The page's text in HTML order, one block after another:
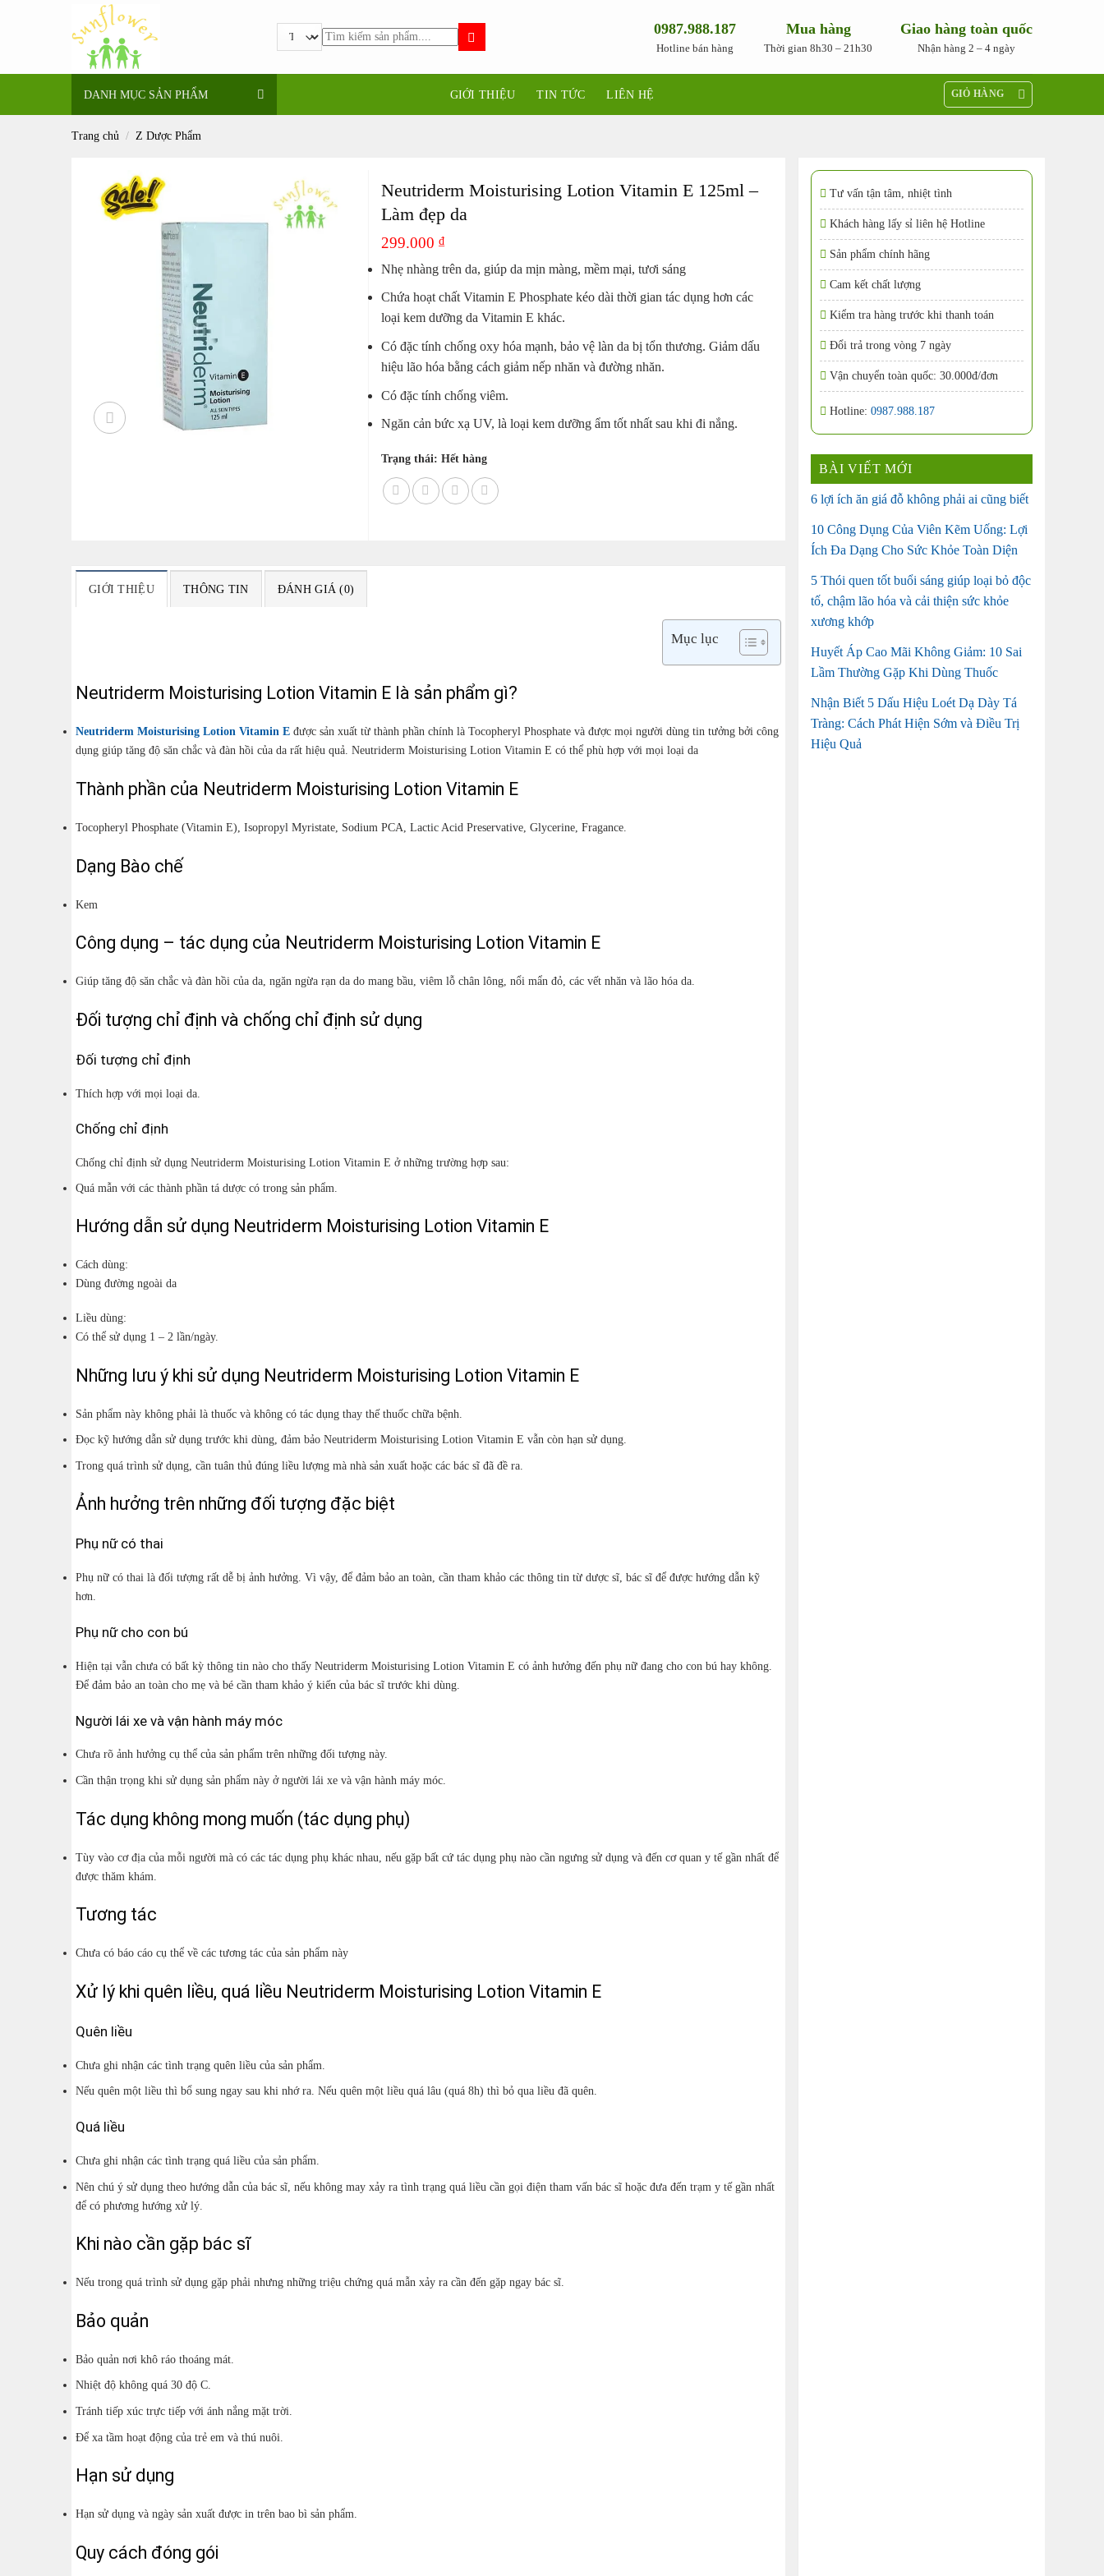
dung
Tìm
kiếm:
0987.988.187
Hotline bán hàng
Mua hàng
Thời gian 8h30 – 21h30
Giao hàng toàn quốc
Nhận hàng 2 – 4 ngày
DANH MỤC SẢN PHẨM GIỚI THIỆU TIN TỨC LIÊN HỆ GIỎ HÀNG
Trang chủ / Z Dược Phẩm
Tư vấn tận tâm, nhiệt tình
Khách hàng lấy sỉ liên hệ Hotline
Sản phẩm chính hãng
Cam kết chất lượng
Kiểm tra hàng trước khi thanh toán
Đổi trả trong vòng 7 ngày
Vận chuyển toàn quốc: 30.000đ/đơn
Hotline: 0987.988.187
BÀI VIẾT MỚI
6 lợi ích ăn giá đỗ không phải ai cũng biết
10 Công Dụng Của Viên Kẽm Uống: Lợi
Ích Đa Dạng Cho Sức Khỏe Toàn Diện
5 Thói quen tốt buổi sáng giúp loại bỏ độc
tố, chậm lão hóa và cải thiện sức khỏe
xương khớp
Huyết Áp Cao Mãi Không Giảm: 10 Sai
Lầm Thường Gặp Khi Dùng Thuốc
Nhận Biết 5 Dấu Hiệu Loét Dạ Dày Tá
Tràng: Cách Phát Hiện Sớm và Điều Trị
Hiệu Quả
Neutriderm Moisturising Lotion Vitamin E 125ml –
Làm đẹp da
299.000₫
Nhẹ nhàng trên da, giúp da mịn màng, mềm mại, tươi sáng
Chứa hoạt chất Vitamin E Phosphate kéo dài thời gian tác dụng hơn các
loại kem dưỡng da Vitamin E khác.
Có đặc tính chống oxy hóa mạnh, bảo vệ làn da bị tổn thương. Giảm dấu
hiệu lão hóa bằng cách giảm nếp nhăn và đường nhăn.
Có đặc tính chống viêm.
Ngăn cản bức xạ UV, là loại kem dưỡng ẩm tốt nhất sau khi đi nắng.
Trạng thái: Hết hàng
GIỚI THIỆU THÔNG TIN ĐÁNH GIÁ (0)
Mục lục
Neutriderm Moisturising Lotion Vitamin E là sản phẩm gì?
Neutriderm Moisturising Lotion Vitamin E được sản xuất từ thành phần chính là Tocopheryl Phosphate và được mọi người dùng tin tưởng bởi công
dụng giúp tăng độ săn chắc và đàn hồi của da rất hiệu quả. Neutriderm Moisturising Lotion Vitamin E có thể phù hợp với mọi loại da
Thành phần của Neutriderm Moisturising Lotion Vitamin E
Tocopheryl Phosphate (Vitamin E), Isopropyl Myristate, Sodium PCA, Lactic Acid Preservative, Glycerine, Fragance.
Dạng Bào chế
Kem
Công dụng – tác dụng của Neutriderm Moisturising Lotion Vitamin E
Giúp tăng độ săn chắc và đàn hồi của da, ngăn ngừa rạn da do mang bầu, viêm lỗ chân lông, nổi mẩn đỏ, các vết nhăn và lão hóa da.
Đối tượng chỉ định và chống chỉ định sử dụng
Đối tượng chỉ định
Thích hợp với mọi loại da.
Chống chỉ định
Chống chỉ định sử dụng Neutriderm Moisturising Lotion Vitamin E ở những trường hợp sau:
Quá mẫn với các thành phần tá dược có trong sản phẩm.
Hướng dẫn sử dụng Neutriderm Moisturising Lotion Vitamin E
Cách dùng:
Dùng đường ngoài da
Liều dùng:
Có thể sử dụng 1 – 2 lần/ngày.
Những lưu ý khi sử dụng Neutriderm Moisturising Lotion Vitamin E
Sản phẩm này không phải là thuốc và không có tác dụng thay thế thuốc chữa bệnh.
Đọc kỹ hướng dẫn sử dụng trước khi dùng, đảm bảo Neutriderm Moisturising Lotion Vitamin E vẫn còn hạn sử dụng.
Trong quá trình sử dụng, cần tuân thủ đúng liều lượng mà nhà sản xuất hoặc các bác sĩ đã đề ra.
Ảnh hưởng trên những đối tượng đặc biệt
Phụ nữ có thai
Phụ nữ có thai là đối tượng rất dễ bị ảnh hưởng. Vì vậy, để đảm bảo an toàn, cần tham khảo các thông tin từ dược sĩ, bác sĩ để được hướng dẫn kỹ
hơn.
Phụ nữ cho con bú
Hiện tại vẫn chưa có bất kỳ thông tin nào cho thấy Neutriderm Moisturising Lotion Vitamin E có ảnh hưởng đến phụ nữ đang cho con bú hay không.
Để đảm bảo an toàn cho mẹ và bé cần tham khảo ý kiến của bác sĩ trước khi dùng.
Người lái xe và vận hành máy móc
Chưa rõ ảnh hưởng cụ thể của sản phẩm trên những đối tượng này.
Cần thận trọng khi sử dụng sản phẩm này ở người lái xe và vận hành máy móc.
Tác dụng không mong muốn (tác dụng phụ)
Tùy vào cơ địa của mỗi người mà có các tác dụng phụ khác nhau, nếu gặp bất cứ tác dụng phụ nào cần ngưng sử dụng và đến cơ quan y tế gần nhất để
được thăm khám.
Tương tác
Chưa có báo cáo cụ thể về các tương tác của sản phẩm này
Xử lý khi quên liều, quá liều Neutriderm Moisturising Lotion Vitamin E
Quên liều
Chưa ghi nhận các tình trạng quên liều của sản phẩm.
Nếu quên một liều thì bổ sung ngay sau khi nhớ ra. Nếu quên một liều quá lâu (quá 8h) thì bỏ qua liều đã quên.
Quá liều
Chưa ghi nhận các tình trạng quá liều của sản phẩm.
Nên chú ý sử dụng theo hướng dẫn của bác sĩ, nếu không may xảy ra tình trạng quá liều cần gọi điện tham vấn bác sĩ hoặc đưa đến trạm y tế gần nhất
để có phương hướng xử lý.
Khi nào cần gặp bác sĩ
Nếu trong quá trình sử dụng gặp phải nhưng những triệu chứng quá mẫn xảy ra cần đến gặp ngay bác sĩ.
Bảo quản
Bảo quản nơi khô ráo thoáng mát.
Nhiệt độ không quá 30 độ C.
Tránh tiếp xúc trực tiếp với ánh nắng mặt trời.
Để xa tầm hoạt động của trẻ em và thú nuôi.
Hạn sử dụng
Hạn sử dụng và ngày sản xuất được in trên bao bì sản phẩm.
Quy cách đóng gói